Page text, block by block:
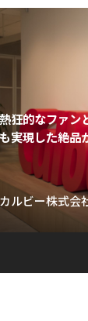
狂的なファン
実現した絶品
カルビー株式会